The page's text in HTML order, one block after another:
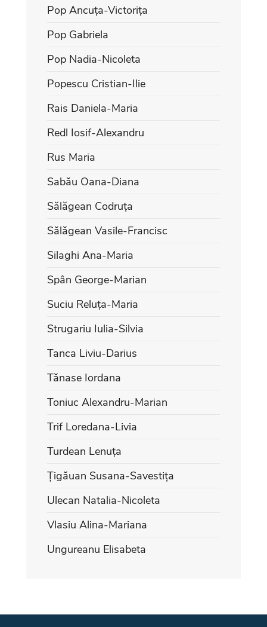
Pop Ancuța-Victorița
Pop Gabriela
Pop Nadia-Nicoleta
Popescu Cristian-Ilie
Rais Daniela-Maria
Redl Iosif-Alexandru
Rus Maria
Sabău Oana-Diana
Sălăgean Codruța
Sălăgean Vasile-Francisc
Silaghi Ana-Maria
Spân George-Marian
Suciu Reluța-Maria
Strugariu Iulia-Silvia
Tanca Liviu-Darius
Tănase Iordana
Toniuc Alexandru-Marian
Trif Loredana-Livia
Turdean Lenuța
Țigăuan Susana-Savestița
Ulecan Natalia-Nicoleta
Vlasiu Alina-Mariana
Ungureanu Elisabeta